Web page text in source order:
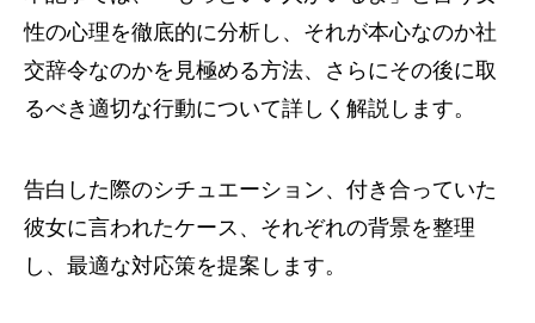
性の心理を徹底的に分析し、それが本心なのか社
交辞令なのかを見極める方法、さらにその後に取
るべき適切な行動について詳しく解説します。
告白した際のシチュエーション、付き合っていた
彼女に言われたケース、それぞれの背景を整理
し、最適な対応策を提案します。